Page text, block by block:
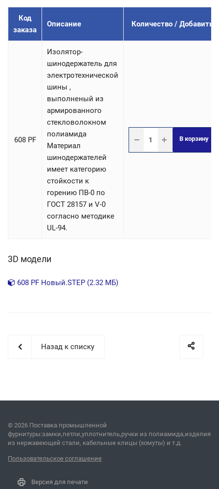
Код
заказа
Описание Количество / Добавить
608 PF
Изолятор-
шинодержатель для
электротехнической
шины ,
выполненый из
армированного
стекловолокном
полиамида
Материал
шинодержателей
имеет категорию
стойкости к
горению ПВ-0 по
ГОСТ 28157 и V-0
согласно методике
UL-94.
В корзину
3D модели
608 PF Новый.STEP (2.32 МБ)
Назад к списку
© 2026 Поставка промышленной
фурнитуры:замки,петли,уплотнитель,ручки из полиамида,изделия
из нержавеющей стали, кабельные клицы (хомуты) и т.д.
Пользовательское соглашение
Версия для печати